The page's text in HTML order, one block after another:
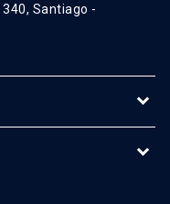
Santiago -